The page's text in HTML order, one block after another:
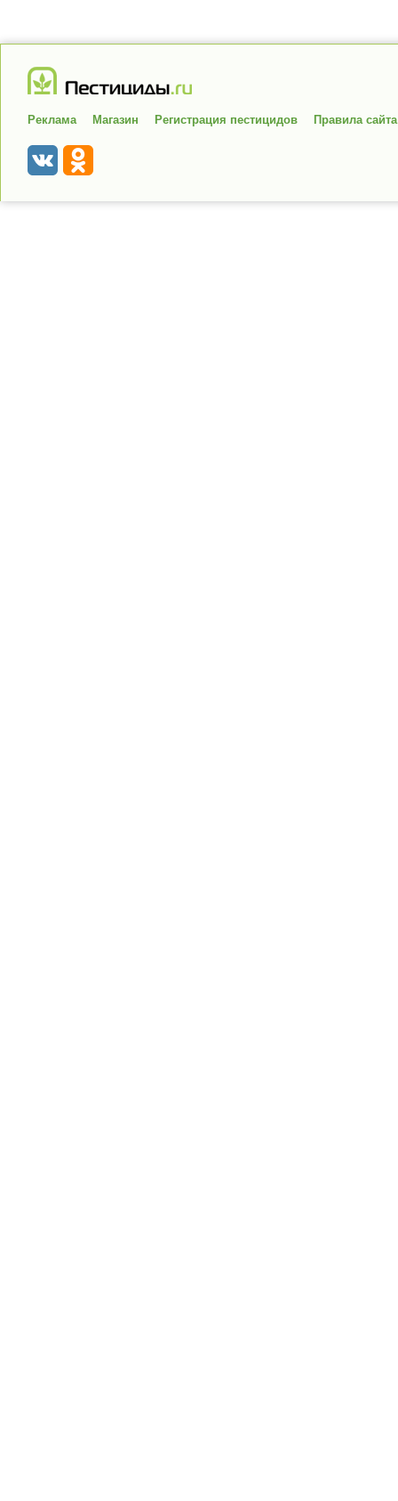
Реклама Магазин Регистрация пестицидов Правила сайта